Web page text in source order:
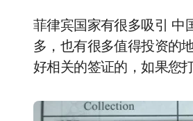
菲律宾国家有很多吸引 中国人的地方，不单单是风景好，气候宜人，同时菲律宾的特色也是极
多，也有很多值得投资的
好相关的签证的，如果您